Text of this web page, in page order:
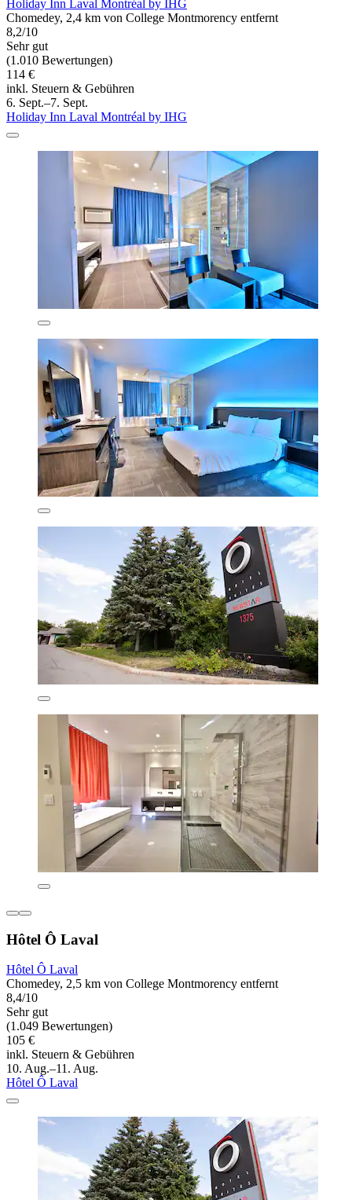
Holiday Inn Laval Montréal by IHG
Chomedey, 2,4 km von College Montmorency entfernt
8,2/10
Sehr gut
(1.010 Bewertungen)
114 €
inkl. Steuern & Gebühren
6. Sept.–7. Sept.
Holiday Inn Laval Montréal by IHG
Hôtel Ô Laval
Hôtel Ô Laval
Chomedey, 2,5 km von College Montmorency entfernt
8,4/10
Sehr gut
(1.049 Bewertungen)
105 €
inkl. Steuern & Gebühren
10. Aug.–11. Aug.
Hôtel Ô Laval